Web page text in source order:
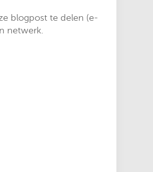
blogpost te delen (e-
netwerk.